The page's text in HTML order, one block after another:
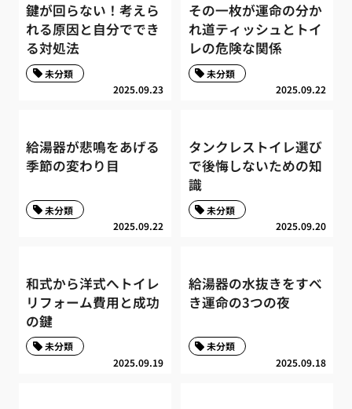
鍵が回らない！考えら
れる原因と自分ででき
る対処法
2025.09.23
未分類
その一枚が運命の分か
れ道ティッシュとトイ
レの危険な関係
2025.09.22
未分類
給湯器が悲鳴をあげる
季節の変わり目
2025.09.22
未分類
タンクレストイレ選び
で後悔しないための知
識
2025.09.20
未分類
和式から洋式へトイレ
リフォーム費用と成功
の鍵
2025.09.19
未分類
給湯器の水抜きをすべ
き運命の3つの夜
2025.09.18
未分類